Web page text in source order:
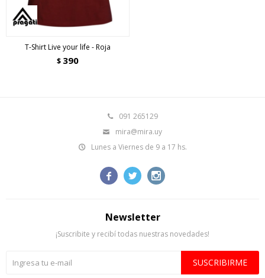
T-Shirt Live your life - Roja
$ 390
091 265129
mira@mira.uy
Lunes a Viernes de 9 a 17 hs.
  
Newsletter
¡Suscribite y recibí todas nuestras novedades!
SUSCRIBIRME